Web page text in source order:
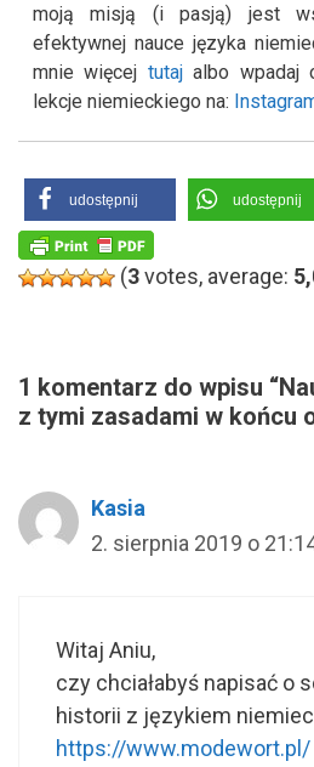
moją misją (i pasją) jest
efektywnej nauce języka
mnie więcej tutajalbo wpadaj
lekcje niemieckiego na:
udostępnij udostępnij
(3votes, average:
1 komentarz do wpisu
z tymi zasadami w końcu
Kasia
2. sierpnia 2019 o
Witaj Aniu,
czy chciałabyś napisać o
historii z językiem
https://www.modewort.pl/